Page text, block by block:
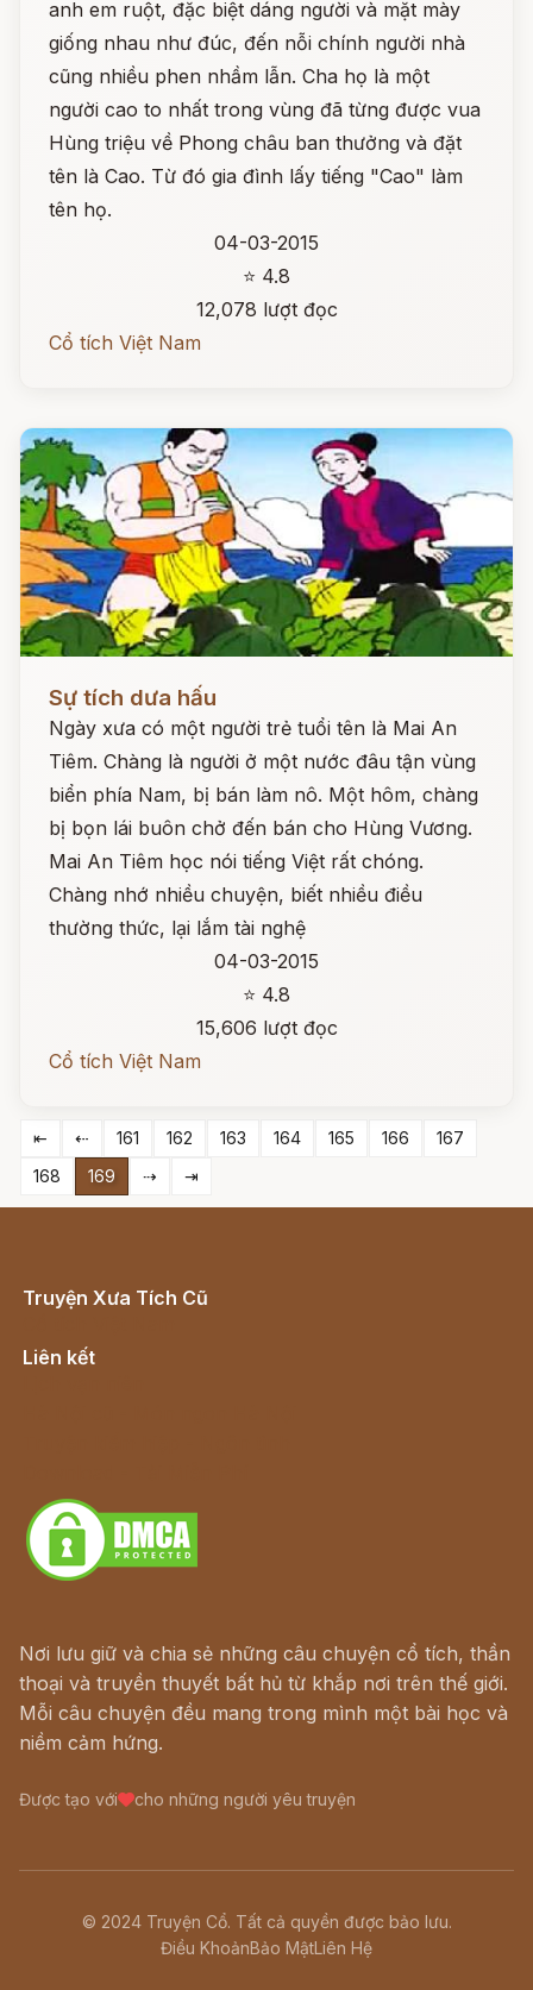
anh em ruột, đặc biệt dáng người và mặt mày
giống nhau như đúc, đến nỗi chính người nhà
cũng nhiều phen nhầm lẫn. Cha họ là một
người cao to nhất trong vùng đã từng được vua
Hùng triệu về Phong châu ban thưởng và đặt
tên là Cao. Từ đó gia đình lấy tiếng "Cao" làm
tên họ.
04-03-2015
⭐ 4.8
12,078 lượt đọc
Cổ tích Việt Nam
Sự tích dưa hấu
Ngày xưa có một người trẻ tuổi tên là Mai An
Tiêm. Chàng là người ở một nước đâu tận vùng
biển phía Nam, bị bán làm nô. Một hôm, chàng
bị bọn lái buôn chở đến bán cho Hùng Vương.
Mai An Tiêm học nói tiếng Việt rất chóng.
Chàng nhớ nhiều chuyện, biết nhiều điều
thường thức, lại lắm tài nghệ
04-03-2015
⭐ 4.8
15,606 lượt đọc
Cổ tích Việt Nam
⇤ ⇠ 161 162 163 164 165 166
167
168
169 ⇢ ⇥
Truyện Xưa Tích Cũ
Liên kết
Nơi lưu giữ và chia sẻ những câu chuyện cổ tích, thần
thoại và truyền thuyết bất hủ từ khắp nơi trên thế giới.
Mỗi câu chuyện đều mang trong mình một bài học và
niềm cảm hứng.
Được tạo với cho những người yêu truyện
© 2024 Truyện Cổ. Tất cả quyền được bảo lưu.
Điều KhoảnBảo MậtLiên Hệ